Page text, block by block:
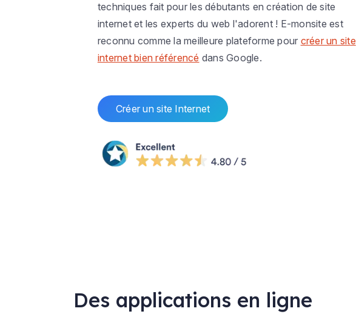
techniques fait pour les débutants en création de site
internet et les experts du web l'adorent ! E-monsite est
reconnu comme la meilleure plateforme pour créer un site
internet bien référencé dans Google.
Créer un site Internet
Des applications en ligne